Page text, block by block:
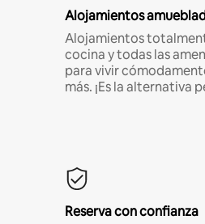
Alojamientos
Alojamientos
cocina y todas las
para vivir
más. ¡Es la alternativa
Reserva con confianza